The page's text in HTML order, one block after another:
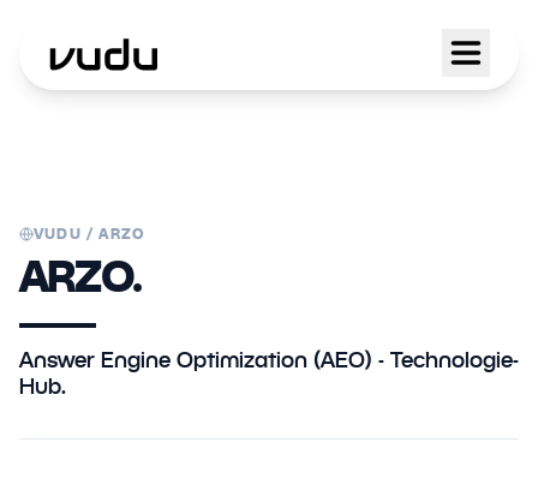
VUDU /ARZO
ARZO.
Answer Engine Optimization (AEO) - Technologie-
Hub.